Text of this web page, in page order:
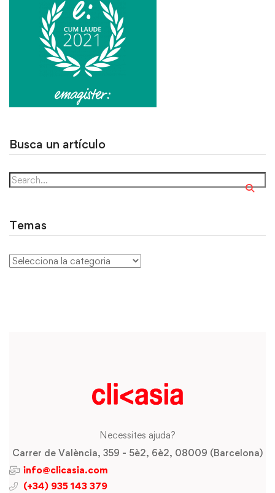
Busca un artículo
Temas
Necessites ajuda?
Carrer de València, 359 - 5è2, 6è2, 08009 (Barcelona)
info@clicasia.com
(+34) 935 143 379